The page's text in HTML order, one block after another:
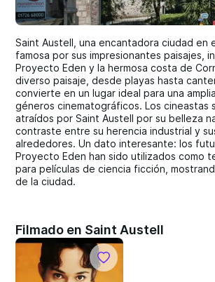
Saint Austell, una encantadora ciudad en
famosa por sus impresionantes paisajes,
Proyecto Eden y la hermosa costa de
diverso paisaje, desde playas hasta
convierte en un lugar ideal para una
géneros cinematográficos. Los cineastas
atraídos por Saint Austell por su belleza
contraste entre su herencia industrial y
alrededores. Un dato interesante: los
Proyecto Eden han sido utilizados como
para películas de ciencia ficción,
de la ciudad.
Filmado en Saint Austell